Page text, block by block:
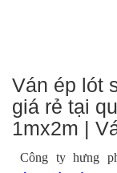
Ván ép lót
giá rẻ tại
1mx2m |
Công ty hưng